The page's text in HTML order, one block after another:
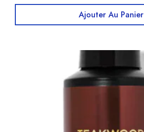
Ajouter Au Panier